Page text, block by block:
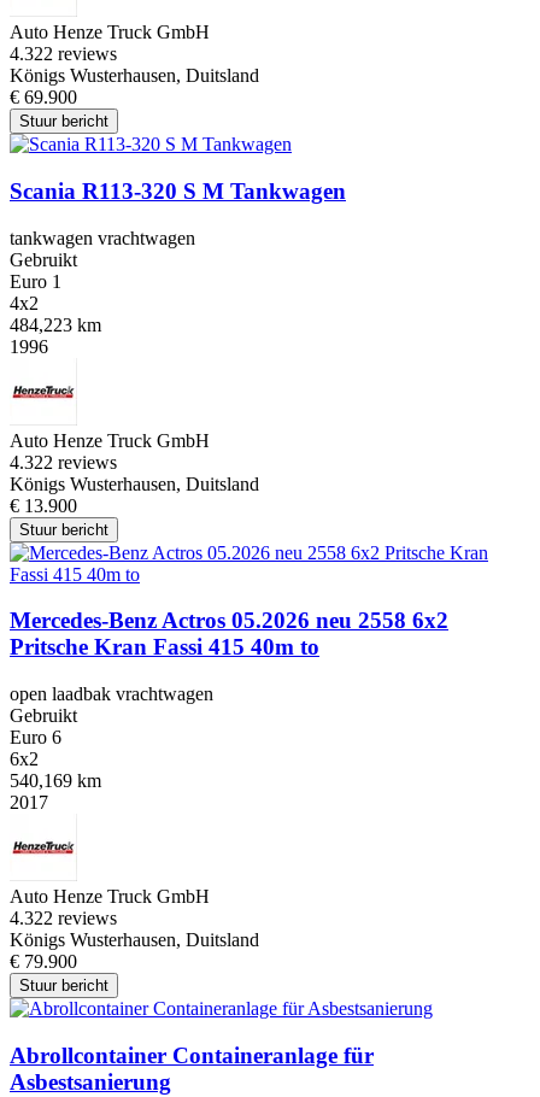
Auto Henze Truck GmbH
4.322 reviews
Königs Wusterhausen, Duitsland
€ 69.900
Stuur bericht
Scania R113-320 S M Tankwagen
tankwagen vrachtwagen
Gebruikt
Euro 1
4x2
484,223 km
1996
Auto Henze Truck GmbH
4.322 reviews
Königs Wusterhausen, Duitsland
€ 13.900
Stuur bericht
Mercedes-Benz Actros 05.2026 neu 2558 6x2
Pritsche Kran Fassi 415 40m to
open laadbak vrachtwagen
Gebruikt
Euro 6
6x2
540,169 km
2017
Auto Henze Truck GmbH
4.322 reviews
Königs Wusterhausen, Duitsland
€ 79.900
Stuur bericht
Abrollcontainer Containeranlage für
Asbestsanierung